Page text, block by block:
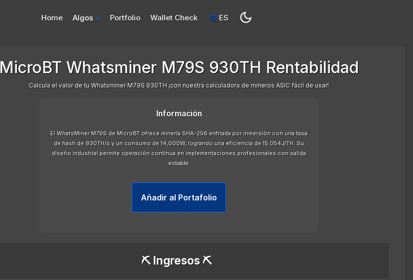
Home Algos Portfolio Wallet Check ES
MicroBT Whatsminer M79S 930TH Rentabilidad
Calcula el valor de tu Whatsminer M79S 930TH ¡con nuestra calculadora de mineros ASIC fácil de usar!
Información
El WhatsMiner M79S de MicroBT ofrece minería SHA-256 enfriada por inmersión con una tasa
de hash de 930TH/s y un consumo de 14,000W, logrando una eficiencia de 15.054J/TH. Su
diseño industrial permite operación continua en implementaciones profesionales con salida
estable.
Añadir al Portafolio
⛏️ Ingresos ⛏️